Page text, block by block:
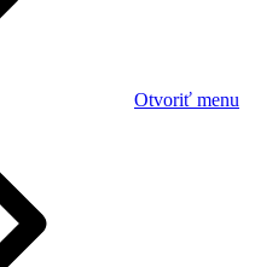
Otvoriť menu